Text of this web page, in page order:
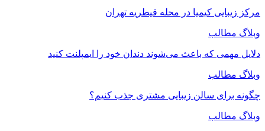
مرکز زیبایی کیمیا در محله قیطریه تهران
وبلاگ مطالب
دلایل مهمی که باعث می‌شوند دندان خود را ایمپلنت کنید
وبلاگ مطالب
چگونه برای سالن زیبایی مشتری جذب کنیم؟
وبلاگ مطالب